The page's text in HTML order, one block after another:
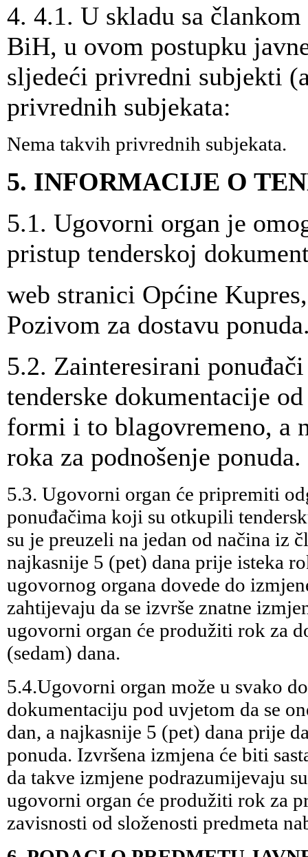
4. 4.1. U skladu sa
BiH, u ovom postupku
sljedeći privredni subjekti
privrednih subjekata:
Nema takvih privrednih subjekata.
5. INFORMACIJE O
5.1. Ugovorni organ je
pristup tenderskoj
web stranici Općine
Pozivom za dostavu
5.2. Zainteresirani
tenderske dokumentacije
formi i to blagovremeno, a
roka za podnošenje ponuda.
5.3. Ugovorni organ će pripremiti
ponuđačima koji su otkupili
su je preuzeli na jedan od načina iz
najkasnije 5 (pet) dana prije isteka
ugovornog organa dovede do
zahtijevaju da se izvrše znatne
ugovorni organ će produžiti rok za
(sedam) dana.
5.4.Ugovorni organ može u svako
dokumentaciju pod uvjetom da se
dan, a najkasnije 5 (pet) dana prije
ponuda. Izvršena izmjena će biti
da takve izmjene podrazumijevaju
ugovorni organ će produžiti rok za
zavisnosti od složenosti predmeta